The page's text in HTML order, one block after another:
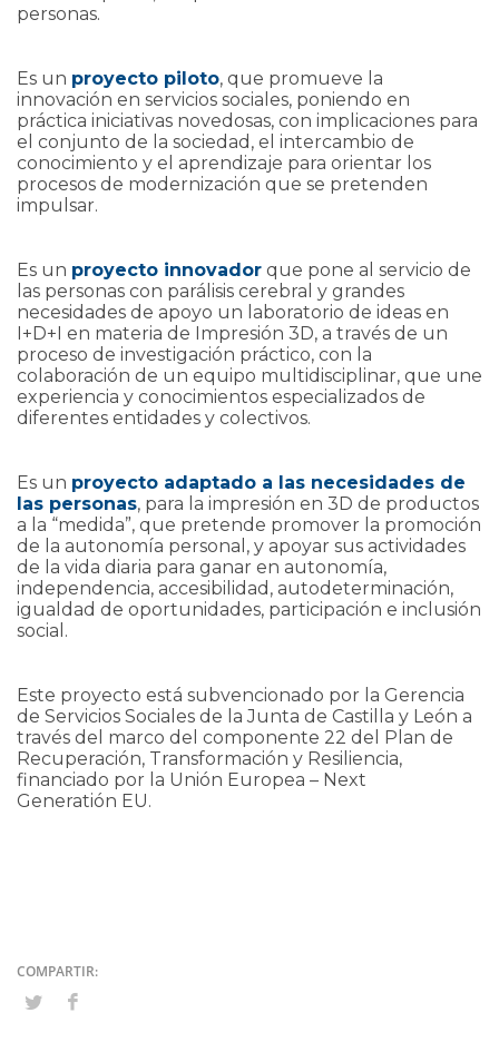
personas.
Es un proyecto piloto, que promueve la
innovación en servicios sociales, poniendo en
práctica iniciativas novedosas, con implicaciones para
el conjunto de la sociedad, el intercambio de
conocimiento y el aprendizaje para orientar los
procesos de modernización que se pretenden
impulsar.
Es un proyecto innovador que pone al servicio de
las personas con parálisis cerebral y grandes
necesidades de apoyo un laboratorio de ideas en
I+D+I en materia de Impresión 3D, a través de un
proceso de investigación práctico, con la
colaboración de un equipo multidisciplinar, que une
experiencia y conocimientos especializados de
diferentes entidades y colectivos.
Es un proyecto adaptado a las necesidades de
las personas, para la impresión en 3D de productos
a la “medida”, que pretende promover la promoción
de la autonomía personal, y apoyar sus actividades
de la vida diaria para ganar en autonomía,
independencia, accesibilidad, autodeterminación,
igualdad de oportunidades, participación e inclusión
social.
Este proyecto está subvencionado por la Gerencia
de Servicios Sociales de la Junta de Castilla y León a
través del marco del componente 22 del Plan de
Recuperación, Transformación y Resiliencia,
financiado por la Unión Europea – Next
Generatión EU.